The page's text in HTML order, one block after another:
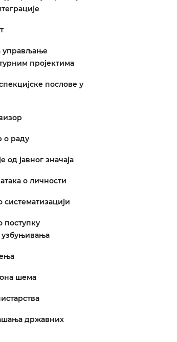
пројектима
послове у
о раду
од јавног значаја
о личности
поступку
шема
државних